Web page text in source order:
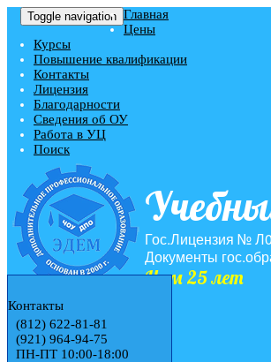
Toggle navigation Главная
Цены
Курсы
Повышение квалификации
Контакты
Лицензия
Благодарности
Сведения об ОУ
Работа в УЦ
Поиск
Гос.Лицензия №
Документы
Нам 25 лет
Контакты
(812) 622-81-81
(921) 964-94-75
ПН-ПТ 10:00-18:00